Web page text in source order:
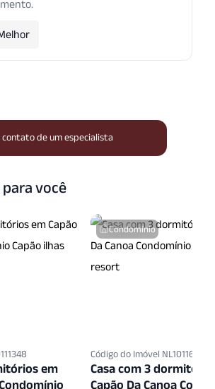
contato de um especialista
você
em
Condomínio
Código do Imóvel NL10116835
Casa com 3
Capão Da Canoa